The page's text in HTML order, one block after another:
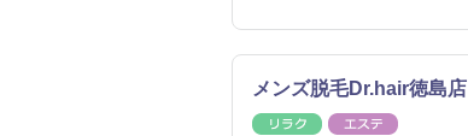
メンズ脱毛Dr.hair徳島店
リラク